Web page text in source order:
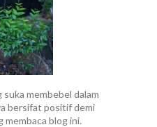
suka membebel dalam
bersifat positif demi
membaca blog ini.